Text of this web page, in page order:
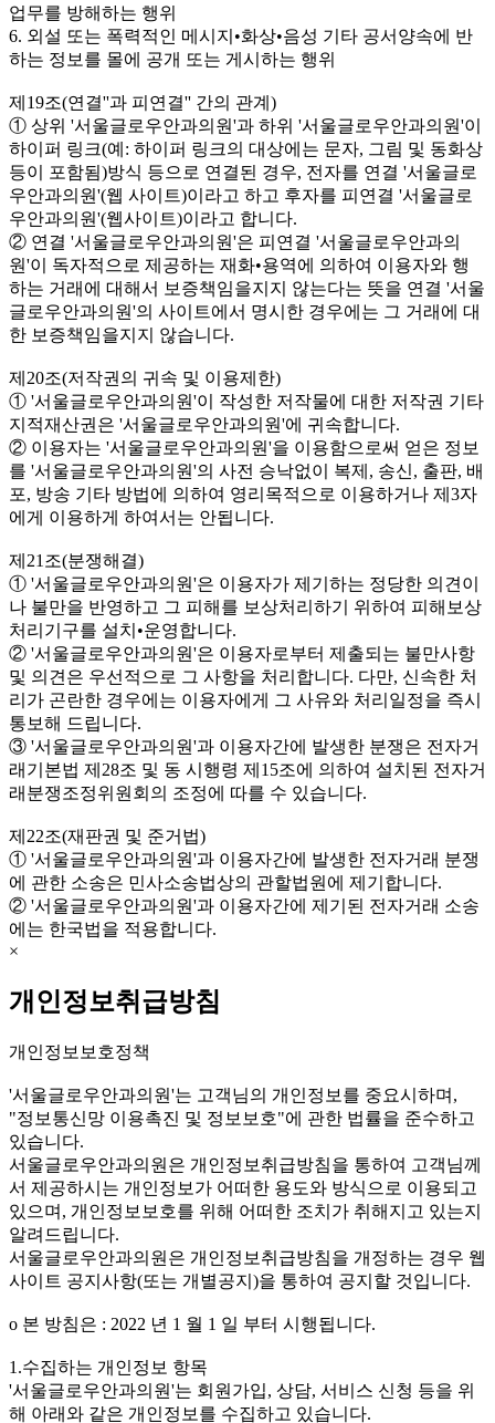
업무를 방해하는 행위
6. 외설 또는 폭력적인 메시지•화상•음성 기타 공서양속에 반
하는 정보를 몰에 공개 또는 게시하는 행위
제19조(연결''과 피연결'' 간의 관계)
① 상위 '서울글로우안과의원'과 하위 '서울글로우안과의원'이
하이퍼 링크(예: 하이퍼 링크의 대상에는 문자, 그림 및 동화상
등이 포함됨)방식 등으로 연결된 경우, 전자를 연결 '서울글로
우안과의원'(웹 사이트)이라고 하고 후자를 피연결 '서울글로
우안과의원'(웹사이트)이라고 합니다.
② 연결 '서울글로우안과의원'은 피연결 '서울글로우안과의
원'이 독자적으로 제공하는 재화•용역에 의하여 이용자와 행
하는 거래에 대해서 보증책임을지지 않는다는 뜻을 연결 '서울
글로우안과의원'의 사이트에서 명시한 경우에는 그 거래에 대
한 보증책임을지지 않습니다.
제20조(저작권의 귀속 및 이용제한)
① '서울글로우안과의원'이 작성한 저작물에 대한 저작권 기타
지적재산권은 '서울글로우안과의원'에 귀속합니다.
② 이용자는 '서울글로우안과의원'을 이용함으로써 얻은 정보
를 '서울글로우안과의원'의 사전 승낙없이 복제, 송신, 출판, 배
포, 방송 기타 방법에 의하여 영리목적으로 이용하거나 제3자
에게 이용하게 하여서는 안됩니다.
제21조(분쟁해결)
① '서울글로우안과의원'은 이용자가 제기하는 정당한 의견이
나 불만을 반영하고 그 피해를 보상처리하기 위하여 피해보상
처리기구를 설치•운영합니다.
② '서울글로우안과의원'은 이용자로부터 제출되는 불만사항
및 의견은 우선적으로 그 사항을 처리합니다. 다만, 신속한 처
리가 곤란한 경우에는 이용자에게 그 사유와 처리일정을 즉시
통보해 드립니다.
③ '서울글로우안과의원'과 이용자간에 발생한 분쟁은 전자거
래기본법 제28조 및 동 시행령 제15조에 의하여 설치된 전자거
래분쟁조정위원회의 조정에 따를 수 있습니다.
제22조(재판권 및 준거법)
① '서울글로우안과의원'과 이용자간에 발생한 전자거래 분쟁
에 관한 소송은 민사소송법상의 관할법원에 제기합니다.
② '서울글로우안과의원'과 이용자간에 제기된 전자거래 소송
에는 한국법을 적용합니다.
×
개인정보취급방침
개인정보보호정책
'서울글로우안과의원'는 고객님의 개인정보를 중요시하며,
"정보통신망 이용촉진 및 정보보호"에 관한 법률을 준수하고
있습니다.
서울글로우안과의원은 개인정보취급방침을 통하여 고객님께
서 제공하시는 개인정보가 어떠한 용도와 방식으로 이용되고
있으며, 개인정보보호를 위해 어떠한 조치가 취해지고 있는지
알려드립니다.
서울글로우안과의원은 개인정보취급방침을 개정하는 경우 웹
사이트 공지사항(또는 개별공지)을 통하여 공지할 것입니다.
ο 본 방침은 : 2022 년 1 월 1 일 부터 시행됩니다.
1.수집하는 개인정보 항목
'서울글로우안과의원'는 회원가입, 상담, 서비스 신청 등을 위
해 아래와 같은 개인정보를 수집하고 있습니다.